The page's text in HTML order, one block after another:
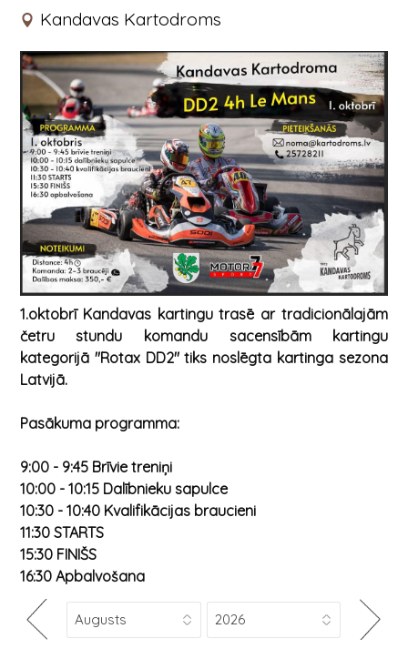
Kandavas Kartodroms
1.oktobrī Kandavas kartingu trasē ar tradicionālajām
četru stundu komandu sacensībām kartingu
kategorijā "Rotax DD2" tiks noslēgta kartinga sezona
Latvijā.
Pasākuma programma:
9:00 - 9:45 Brīvie treniņi
10:00 - 10:15 Dalībnieku sapulce
10:30 - 10:40 Kvalifikācijas braucieni
11:30 STARTS
15:30 FINIŠS
16:30 Apbalvošana